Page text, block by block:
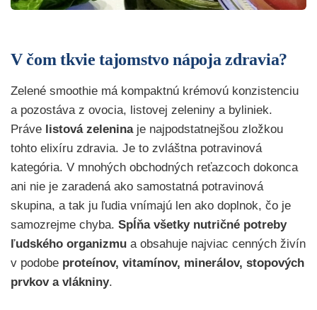
V čom tkvie tajomstvo nápoja zdravia?
Zelené smoothie má kompaktnú krémovú konzistenciu
a pozostáva z ovocia, listovej zeleniny a byliniek.
Práve listová zeleninaje najpodstatnejšou zložkou
tohto elixíru zdravia. Je to zvláštna potravinová
kategória. V mnohých obchodných reťazcoch dokonca
ani nie je zaradená ako samostatná potravinová
skupina, a tak ju ľudia vnímajú len ako doplnok, čo je
samozrejme chyba. Spĺňa všetky nutričné potreby
ľudského organizmu a obsahuje najviac cenných živín
v podobe proteínov, vitamínov, minerálov, stopových
prvkov a vlákniny.